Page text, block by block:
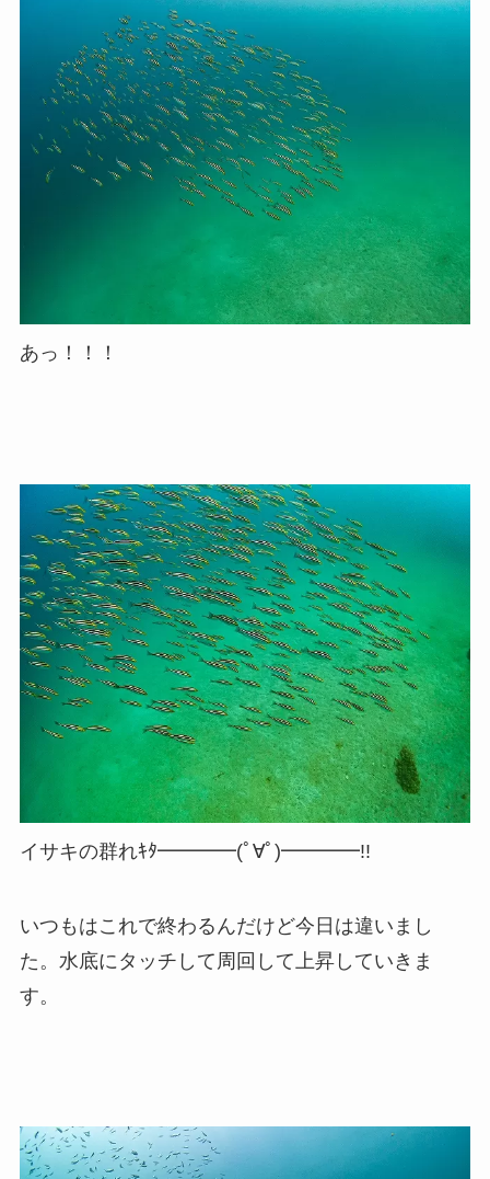
あっ！！！
イサキの群れｷﾀ━━━━(ﾟ∀ﾟ)━━━━!!
いつもはこれで終わるんだけど今日は違いまし
た。水底にタッチして周回して上昇していきま
す。